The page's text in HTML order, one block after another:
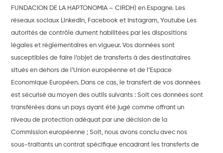
FUNDACION DE LA HAPTONOMIA – CIRDH) en Espagne. Les
réseaux sociaux LinkedIn, Facebook et Instagram, Youtube Les
autorités de contrôle dument habilitées par les dispositions
légales et réglementaires en vigueur. Vos données sont
susceptibles de faire l’objet de transferts à des destinataires
situés en dehors de l’Union européenne et de l’Espace
Economique Européen. Dans ce cas, le transfert de vos données
est sécurisé au moyen des outils suivants : Soit ces données sont
transférées dans un pays ayant été jugé comme offrant un
niveau de protection adéquat par une décision de la
Commission européenne ; Soit, nous avons conclu avec nos
sous-traitants un contrat spécifique encadrant les transferts de